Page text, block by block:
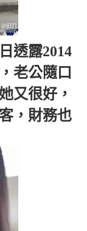
透露2014
老公隨口
又很好，
，財務也